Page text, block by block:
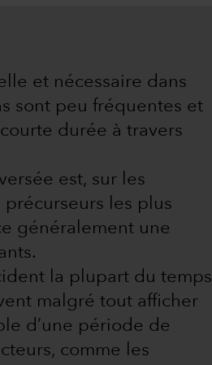
et nécessaire dans
sont peu fréquentes et
durée à travers
est, sur les
précurseurs les plus
généralement une
la plupart du temps
malgré tout afficher
d’une période de
comme les